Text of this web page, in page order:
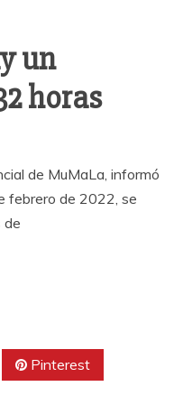
un
horas
de MuMaLa, informó
febrero de 2022, se
de
Pinterest